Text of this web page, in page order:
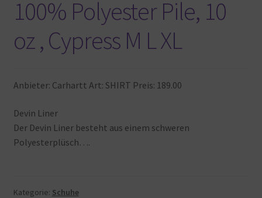
100% Polyester Pile, 10
oz , Cypress M L XL
Anbieter: Carhartt Art: SHIRT Preis: 189.00
Devin Liner
Der Devin Liner besteht aus einem schweren
Polyesterplüsch….
Kategorie: Schuhe